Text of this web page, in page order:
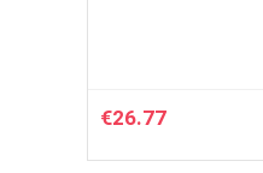
€26.77